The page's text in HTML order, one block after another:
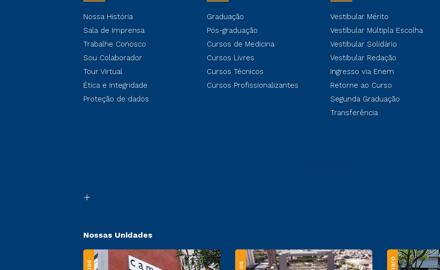
Nossa História
Sala de Imprensa
Trabalhe Conosco
Sou Colaborador
Tour Virtual
Ética e Integridade
Proteção de dados
Graduação
Pós-graduação
Cursos de Medicina
Cursos Livres
Cursos Técnicos
Cursos Profissionalizantes
Vestibular Mérito
Vestibular Múltipla Escolha
Vestibular Solidário
Vestibular Redação
Ingresso via Enem
Retorne ao Curso
Segunda Graduação
Transferência
Nossas Unidades